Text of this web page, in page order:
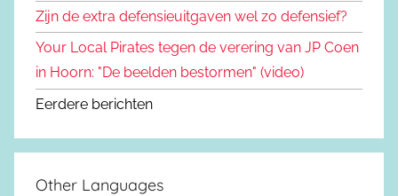
Zijn de extra defensieuitgaven wel zo defensief?
Your Local Pirates tegen de verering van JP Coen
in Hoorn: "De beelden bestormen" (video)
Eerdere berichten
Other Languages